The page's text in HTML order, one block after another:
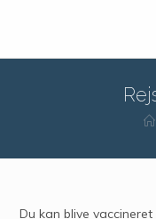
Du kan blive